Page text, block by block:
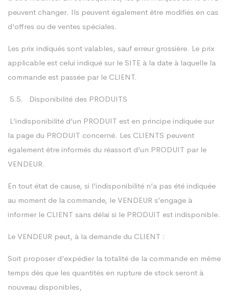
peuvent changer. Ils peuvent également être modifiés en cas
d’offres ou de ventes spéciales.
Les prix indiqués sont valables, sauf erreur grossière. Le prix
applicable est celui indiqué sur le SITE à la date à laquelle la
commande est passée par le CLIENT.
5.5. Disponibilité des PRODUITS
L’indisponibilité d’un PRODUIT est en principe indiquée sur
la page du PRODUIT concerné. Les CLIENTS peuvent
également être informés du réassort d’un PRODUIT par le
VENDEUR.
En tout état de cause, si l’indisponibilité n’a pas été indiquée
au moment de la commande, le VENDEUR s’engage à
informer le CLIENT sans délai si le PRODUIT est indisponible.
Le VENDEUR peut, à la demande du CLIENT :
Soit proposer d’expédier la totalité de la commande en même
temps dès que les quantités en rupture de stock seront à
nouveau disponibles,